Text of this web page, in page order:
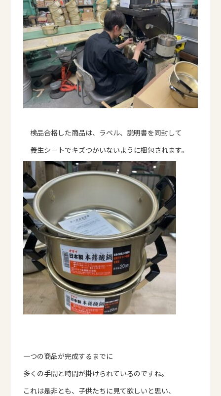
検品合格した商品は、ラベル、説明書を同封して
養生シ－トでキズつかいないように梱包されます。
一つの商品が完成するまでに
多くの手間と時間が掛けられているのですね。
これは是非とも、子供たちに見て欲しいと思い、